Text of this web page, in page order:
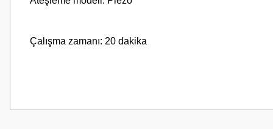
Çalışma zamanı: 20 dakika
Görüş ve önerileriniz için teşekkür ederiz.